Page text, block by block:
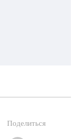
Поделиться